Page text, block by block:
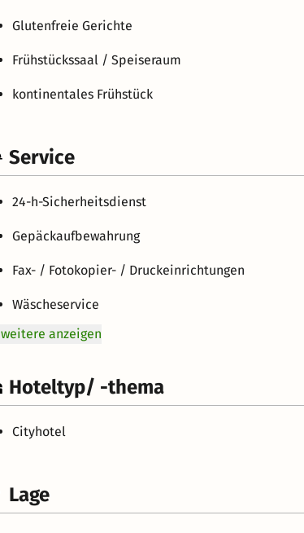
Glutenfreie Gerichte
Frühstückssaal / Speiseraum
kontinentales Frühstück
Service
24-h-Sicherheitsdienst
Gepäckaufbewahrung
Fax- / Fotokopier- / Druckeinrichtungen
Wäscheservice
weitere anzeigen
Hoteltyp/ -thema
Cityhotel
Lage